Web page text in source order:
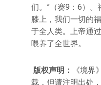
们。”（赛9：6）
膝上，我们一切的
于全人类。上帝通
喂养了全世界。
版权声明：
《境界
载，但请注明出处